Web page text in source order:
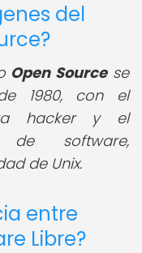
del
Open Sourcese
1980, con el
hacker y el
de software,
de Unix.
entre
Libre?